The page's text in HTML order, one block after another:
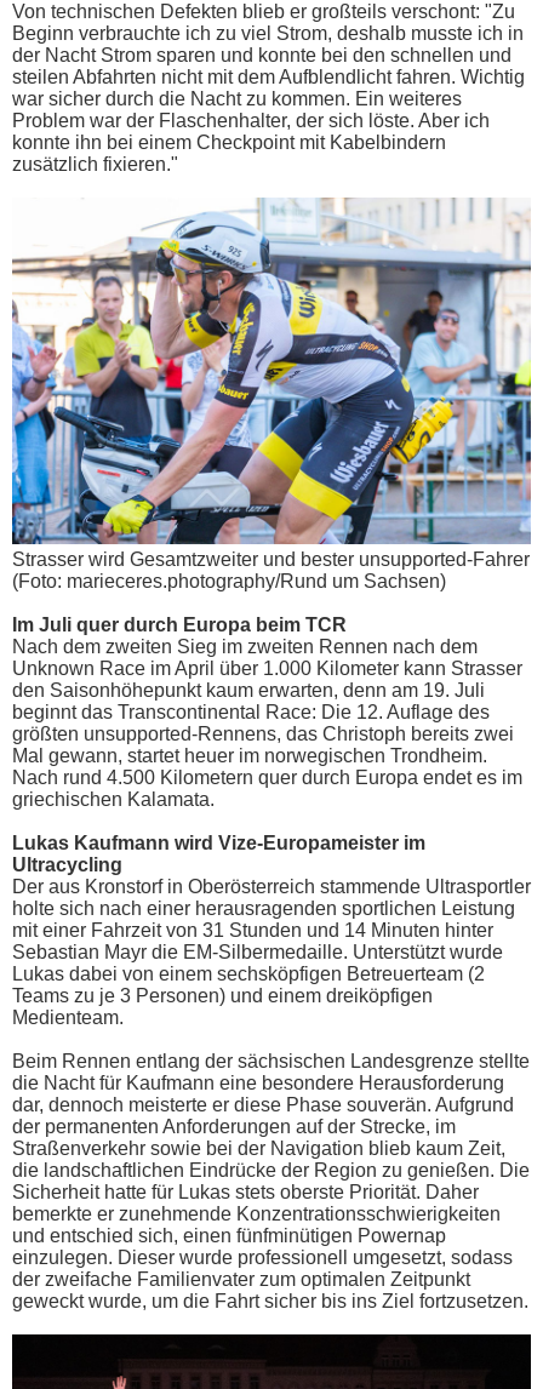
Von technischen Defekten blieb er großteils verschont: "Zu
Beginn verbrauchte ich zu viel Strom, deshalb musste ich in
der Nacht Strom sparen und konnte bei den schnellen und
steilen Abfahrten nicht mit dem Aufblendlicht fahren. Wichtig
war sicher durch die Nacht zu kommen. Ein weiteres
Problem war der Flaschenhalter, der sich löste. Aber ich
konnte ihn bei einem Checkpoint mit Kabelbindern
zusätzlich fixieren."
Strasser wird Gesamtzweiter und bester unsupported-Fahrer
(Foto: marieceres.photography/Rund um Sachsen)
Im Juli quer durch Europa beim TCR
Nach dem zweiten Sieg im zweiten Rennen nach dem
Unknown Race im April über 1.000 Kilometer kann Strasser
den Saisonhöhepunkt kaum erwarten, denn am 19. Juli
beginnt das Transcontinental Race: Die 12. Auflage des
größten unsupported-Rennens, das Christoph bereits zwei
Mal gewann, startet heuer im norwegischen Trondheim.
Nach rund 4.500 Kilometern quer durch Europa endet es im
griechischen Kalamata.
Lukas Kaufmann wird Vize-Europameister im
Ultracycling
Der aus Kronstorf in Oberösterreich stammende Ultrasportler
holte sich nach einer herausragenden sportlichen Leistung
mit einer Fahrzeit von 31 Stunden und 14 Minuten hinter
Sebastian Mayr die EM-Silbermedaille. Unterstützt wurde
Lukas dabei von einem sechsköpfigen Betreuerteam (2
Teams zu je 3 Personen) und einem dreiköpfigen
Medienteam.
Beim Rennen entlang der sächsischen Landesgrenze stellte
die Nacht für Kaufmann eine besondere Herausforderung
dar, dennoch meisterte er diese Phase souverän. Aufgrund
der permanenten Anforderungen auf der Strecke, im
Straßenverkehr sowie bei der Navigation blieb kaum Zeit,
die landschaftlichen Eindrücke der Region zu genießen. Die
Sicherheit hatte für Lukas stets oberste Priorität. Daher
bemerkte er zunehmende Konzentrationsschwierigkeiten
und entschied sich, einen fünfminütigen Powernap
einzulegen. Dieser wurde professionell umgesetzt, sodass
der zweifache Familienvater zum optimalen Zeitpunkt
geweckt wurde, um die Fahrt sicher bis ins Ziel fortzusetzen.